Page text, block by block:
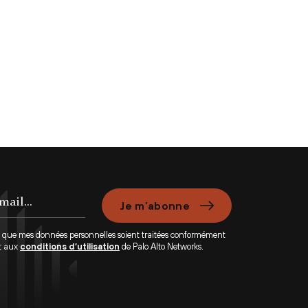
Je m’abonne
mes données personnelles soient traitées conformément
aux conditions d’utilisation de Palo Alto Networks.